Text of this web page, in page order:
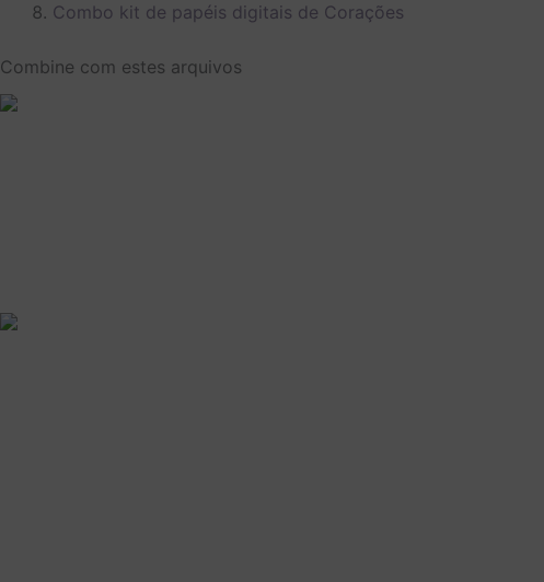
Combo kit de papéis digitais de Corações
Combine com estes arquivos